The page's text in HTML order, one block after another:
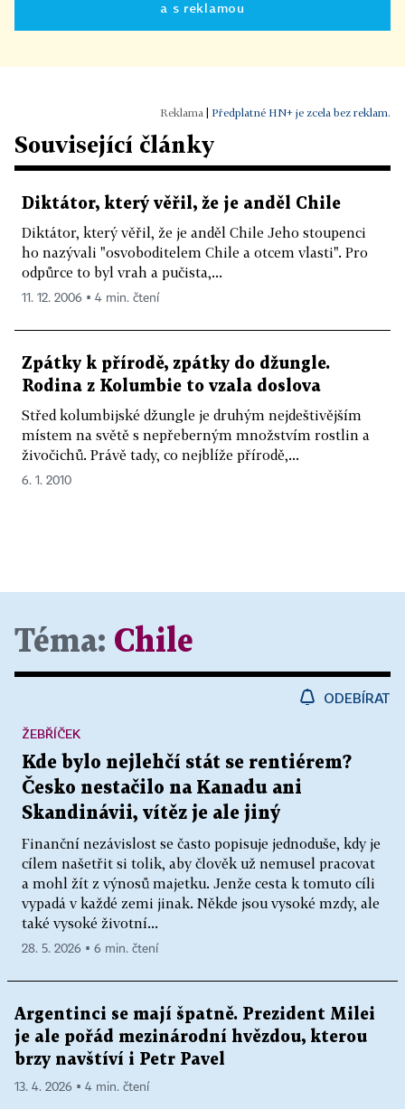
a s reklamou
Předplatné HN+ je zcela bez reklam.
Související články
Diktátor, který věřil, že je anděl Chile
Diktátor, který věřil, že je anděl Chile Jeho stoupenci
ho nazývali "osvoboditelem Chile a otcem vlasti". Pro
odpůrce to byl vrah a pučista,...
11. 12. 2006 ▪ 4 min. čtení
Zpátky k přírodě, zpátky do džungle.
Rodina z Kolumbie to vzala doslova
Střed kolumbijské džungle je druhým nejdeštivějším
místem na světě s nepřeberným množstvím rostlin a
živočichů. Právě tady, co nejblíže přírodě,...
6. 1. 2010
Téma: Chile
ODEBÍRAT
Kde bylo nejlehčí stát se rentiérem?
Česko nestačilo na Kanadu ani
Skandinávii, vítěz je ale jiný
Finanční nezávislost se často popisuje jednoduše, kdy je
cílem našetřit si tolik, aby člověk už nemusel pracovat
a mohl žít z výnosů majetku. Jenže cesta k tomuto cíli
vypadá v každé zemi jinak. Někde jsou vysoké mzdy, ale
také vysoké životní...
ŽEBŘÍČEK
28. 5. 2026 ▪ 6 min. čtení
Argentinci se mají špatně. Prezident Milei
je ale pořád mezinárodní hvězdou, kterou
brzy navštíví i Petr Pavel
13. 4. 2026 ▪ 4 min. čtení